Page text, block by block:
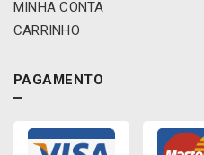
MINHA CONTA
CARRINHO
PAGAMENTO